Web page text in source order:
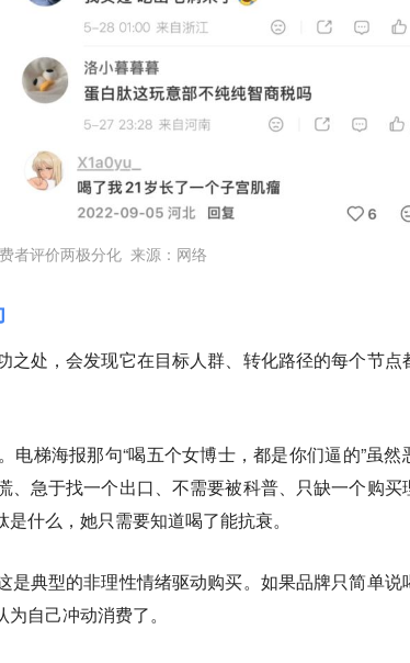
者评价两极分化 来源：网络
之处，会发现它在目标人群、转化路径的每个节点
梯海报那句“喝五个女博士，都是你们逼的”虽然
急于找一个出口、不需要被科普、只缺一个购买
什么，她只需要知道喝了能抗衰。
是典型的非理性情绪驱动购买。如果品牌只简单说
自己冲动消费了。